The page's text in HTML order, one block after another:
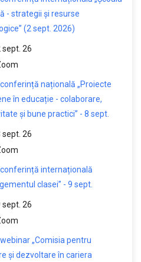
- strategii și resurse
(2 sept. 2026)
sept. 26
națională „Proiecte
în educație - colaborare,
și bune practici” - 8 sept.
sept. 26
conferință internațională
clasei” - 9 sept.
sept. 26
„Comisia pentru
și dezvoltare în cariera